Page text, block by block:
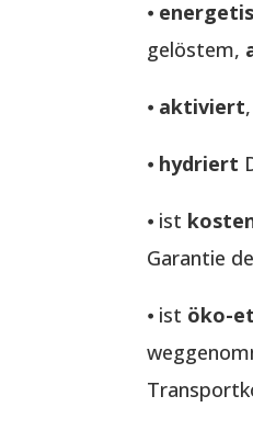
⦁
gelöstem,
⦁ aktiviert
⦁ hydriert
⦁ ist
Garantie
⦁ ist öko-